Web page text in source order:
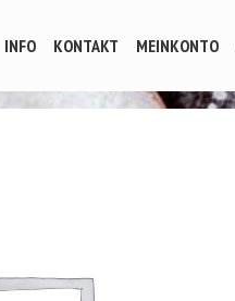
INFO KONTAKT MEINKONTO